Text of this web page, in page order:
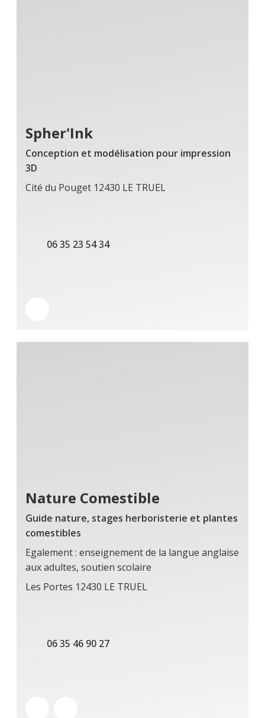
Spher'Ink
Conception et modélisation pour impression
3D
Cité du Pouget 12430 LE TRUEL
06 35 23 54 34
Nature Comestible
Guide nature, stages herboristerie et plantes
comestibles
Egalement : enseignement de la langue anglaise
aux adultes, soutien scolaire
Les Portes 12430 LE TRUEL
06 35 46 90 27